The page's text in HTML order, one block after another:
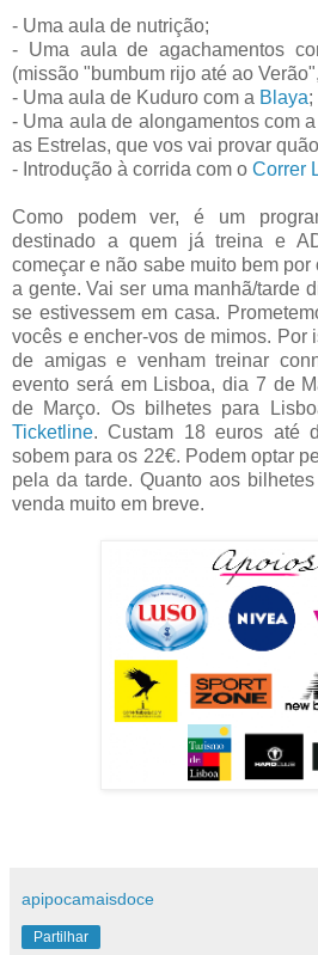
- Uma aula de nutrição;
- Uma aula de agachamentos
(missão "bumbum rijo até ao
- Uma aula de Kuduro com a Blaya;
- Uma aula de alongamentos com
as Estrelas, que vos vai provar
- Introdução à corrida com o Correr
Como podem ver, é um
destinado a quem já treina e
começar e não sabe muito bem por
a gente. Vai ser uma manhã/tarde
se estivessem em casa.
vocês e encher-vos de mimos. Por
de amigas e venham treinar
evento será em Lisboa, dia 7 de
de Março. Os bilhetes para
Ticketline. Custam 18 euros até
sobem para os 22€. Podem optar
pela da tarde. Quanto aos
venda muito em breve.
apipocamaisdoce
Partilhar